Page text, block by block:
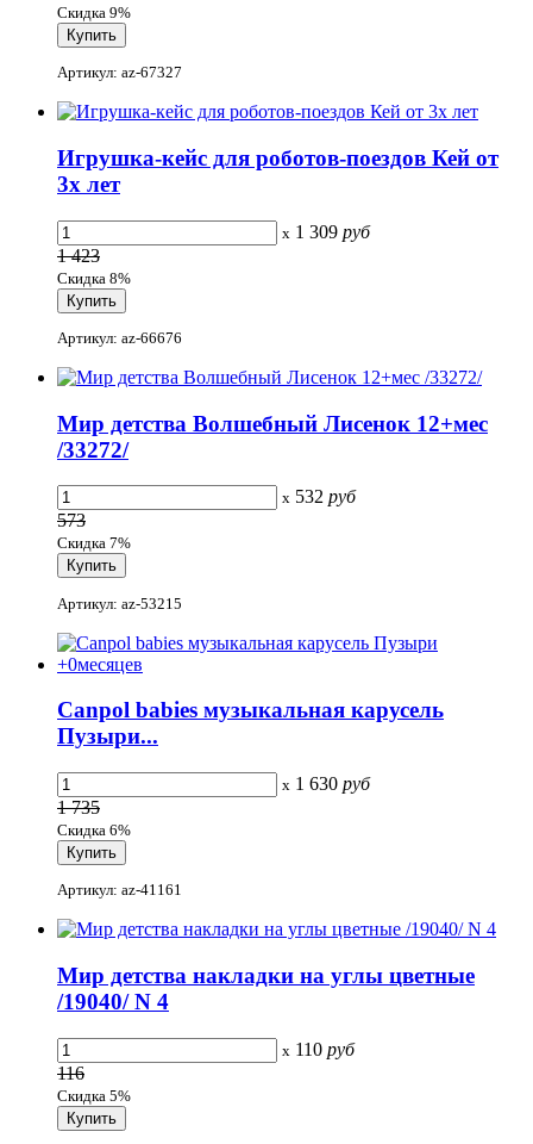
Скидка 9%
Артикул: az-67327
Игрушка-кейс для роботов-поездов Кей от
3х лет
x 1 309 руб
1 423
Скидка 8%
Артикул: az-66676
Мир детства Волшебный Лисенок 12+мес
/33272/
x 532 руб
573
Скидка 7%
Артикул: az-53215
Canpol babies музыкальная карусель
Пузыри...
x 1 630 руб
1 735
Скидка 6%
Артикул: az-41161
Мир детства накладки на углы цветные
/19040/ N 4
x 110 руб
116
Скидка 5%